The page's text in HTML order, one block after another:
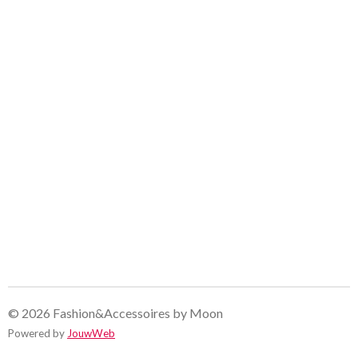
© 2026 Fashion&Accessoires by Moon
Powered by JouwWeb